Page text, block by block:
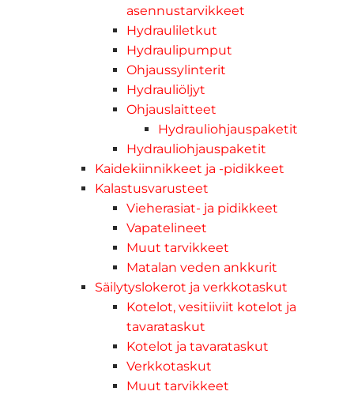
asennustarvikkeet
Hydrauliletkut
Hydraulipumput
Ohjaussylinterit
Hydrauliöljyt
Ohjauslaitteet
Hydrauliohjauspaketit
Hydrauliohjauspaketit
Kaidekiinnikkeet ja -pidikkeet
Kalastusvarusteet
Vieherasiat- ja pidikkeet
Vapatelineet
Muut tarvikkeet
Matalan veden ankkurit
Säilytyslokerot ja verkkotaskut
Kotelot, vesitiiviit kotelot ja
tavarataskut
Kotelot ja tavarataskut
Verkkotaskut
Muut tarvikkeet